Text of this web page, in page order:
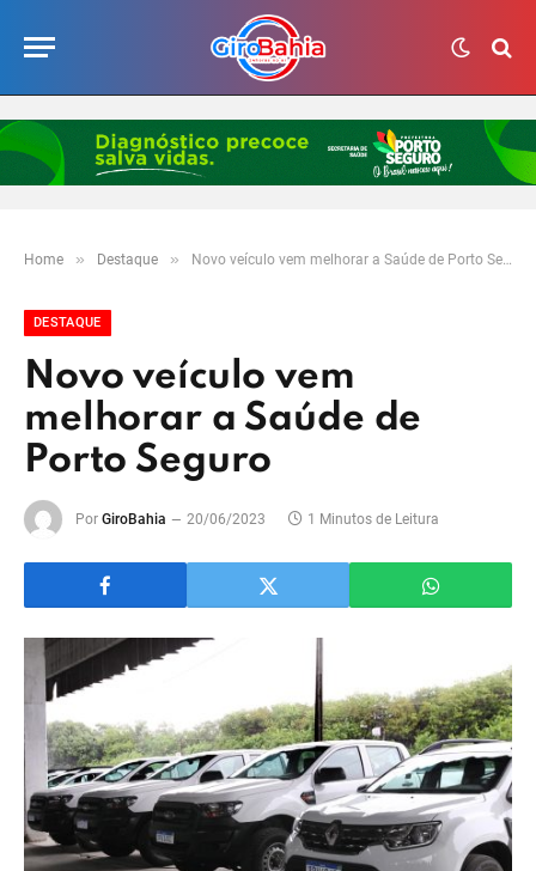
Home » Destaque » Novo veículo vem melhorar a Saúde de Porto Seguro
DESTAQUE
Novo veículo vem
melhorar a Saúde de
Porto Seguro
Por GiroBahia 20/06/2023 1 Minutos de Leitura